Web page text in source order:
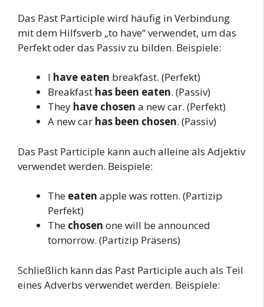
Das Past Participle wird häufig in Verbindung
mit dem Hilfsverb „to have“ verwendet, um das
Perfekt oder das Passiv zu bilden. Beispiele:
I have eaten breakfast. (Perfekt)
Breakfast has been eaten. (Passiv)
They have chosen a new car. (Perfekt)
A new car has been chosen. (Passiv)
Das Past Participle kann auch alleine als Adjektiv
verwendet werden. Beispiele:
The eaten apple was rotten. (Partizip
Perfekt)
The chosen one will be announced
tomorrow. (Partizip Präsens)
Schließlich kann das Past Participle auch als Teil
eines Adverbs verwendet werden. Beispiele: